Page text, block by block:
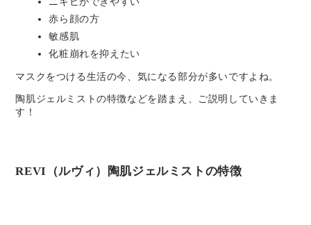
赤ら顔の方
敏感肌
化粧崩れを抑えたい
マスクをつける生活の今、気になる部分が多いですよね。
陶肌ジェルミストの特徴などを踏まえ、ご説明していきま
す！
REVI（ルヴィ）陶肌ジェルミストの特徴